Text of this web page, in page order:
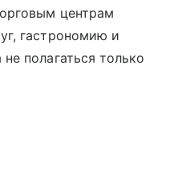
центрам
гастрономию и
полагаться только